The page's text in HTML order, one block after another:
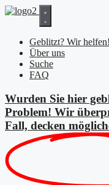
Zum
Geblitzt? Wir helfen!
Über uns
Suche
FAQ
Wurden Sie hier
Problem! Wir
Fall, decken